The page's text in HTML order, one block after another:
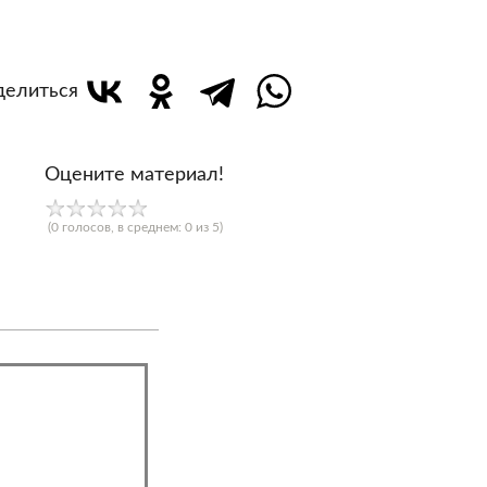
Оцените материал!
(0 голосов, в среднем: 0 из 5)